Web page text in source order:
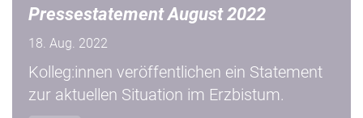
Pressestatement August 2022
18. Aug. 2022
Kolleg:innen veröffentlichen ein Statement
zur aktuellen Situation im Erzbistum.